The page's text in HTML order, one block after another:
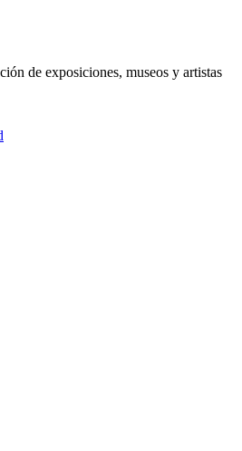
de exposiciones, museos y artistas